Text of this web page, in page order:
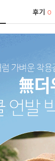
후기0